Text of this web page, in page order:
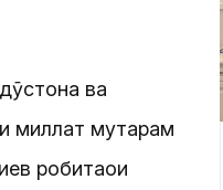
ва
миллат муҳтарам
робитаҳои